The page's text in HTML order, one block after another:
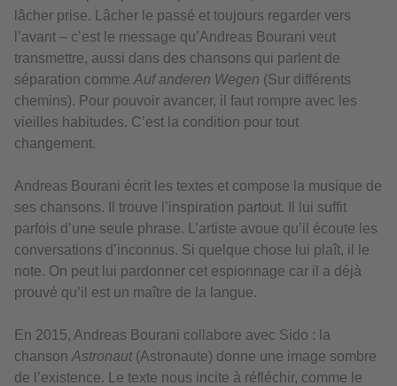
lâcher prise. Lâcher le passé et toujours regarder vers
l’avant – c’est le message qu’Andreas Bourani veut
transmettre, aussi dans des chansons qui parlent de
séparation comme Auf anderen Wegen (Sur différents
chemins). Pour pouvoir avancer, il faut rompre avec les
vieilles habitudes. C’est la condition pour tout
changement.
Andreas Bourani écrit les textes et compose la musique de
ses chansons. Il trouve l’inspiration partout. Il lui suffit
parfois d’une seule phrase. L’artiste avoue qu’il écoute les
conversations d’inconnus. Si quelque chose lui plaît, il le
note. On peut lui pardonner cet espionnage car il a déjà
prouvé qu’il est un maître de la langue.
En 2015, Andreas Bourani collabore avec Sido : la
chanson Astronaut(Astronaute) donne une image sombre
de l’existence. Le texte nous incite à réfléchir, comme le